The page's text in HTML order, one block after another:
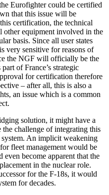
Eurofighter could be certified
that this issue will be
certification, the technical
other equipment involved in the
basis. Since all user states
very sen­sitive for reasons of
the NGF will officially be the
of France’s strategic
for certification therefore
– after all, this is also a
an issue which is a com­mon
solution, it might have a
challenge of inte­grating this
An implicit weakening
fleet man­agement would be
become apparent that the
in the nuclear role.
for the F‑18s, it would
for decades.